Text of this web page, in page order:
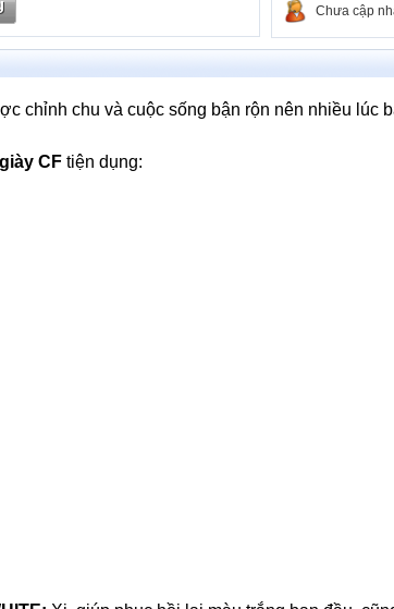
Chưa cập
chỉnh chu và cuộc sống bận rộn nên nhiều lúc
CF tiện dụng: